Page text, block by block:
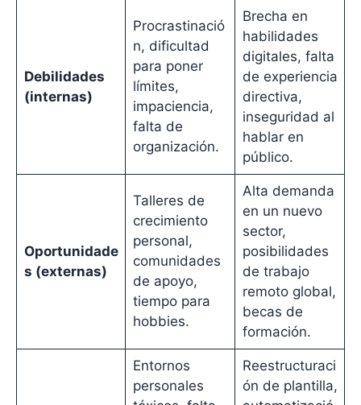
Debilidades
(internas)
Procrastinació
n, dificultad
para poner
límites,
impaciencia,
falta de
organización.
Brecha en
habilidades
digitales, falta
de experiencia
directiva,
inseguridad al
hablar en
público.
Oportunidade
s (externas)
Talleres de
crecimiento
personal,
comunidades
de apoyo,
tiempo para
hobbies.
Alta demanda
en un nuevo
sector,
posibilidades
de trabajo
remoto global,
becas de
formación.
Entornos
personales
Reestructuraci
ón de plantilla,